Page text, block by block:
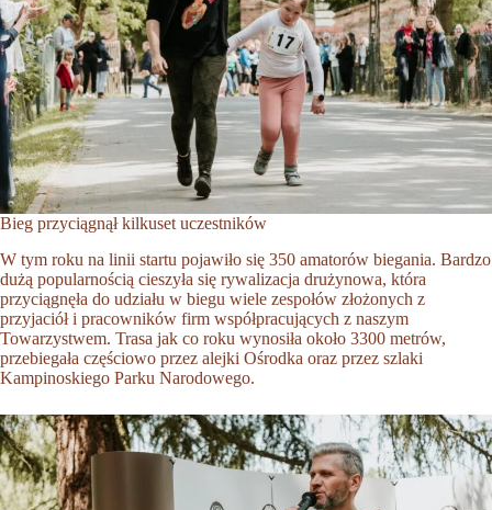
Bieg przyciągnął kilkuset uczestników
W tym roku na linii startu pojawiło się 350 amatorów biegania. Bardzo
dużą popularnością cieszyła się rywalizacja drużynowa, która
przyciągnęła do udziału w biegu wiele zespołów złożonych z
przyjaciół i pracowników firm współpracujących z naszym
Towarzystwem. Trasa jak co roku wynosiła około 3300 metrów,
przebiegała częściowo przez alejki Ośrodka oraz przez szlaki
Kampinoskiego Parku Narodowego.